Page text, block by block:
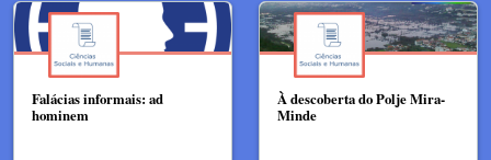
Falácias informais: ad
hominem
À descoberta do Polje Mira-
Minde